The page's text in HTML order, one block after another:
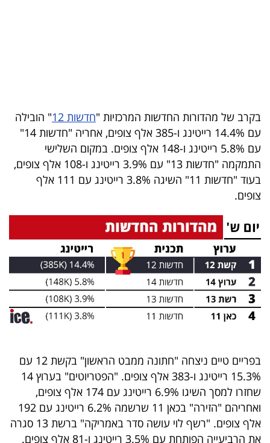
5
המילון
הכלכלי
פודקאסט
UNDER
40
שיתופי
פעולה
דרושים
ניוזלטרים
בקרב של מהדורות החדשות המרכזיות "חדשות 12
" הובילה
עם 14.4% רייטינג ו-385 אלף צופים, אחריה "חדשות 14"
עם 5.8% רייטינג ו-148 אלף צופים. במקום השלישי
התמקמה "חדשות 13" עם 3.9% רייטינג ו-108 אלף צופים,
בעוד "חדשות 11" השיגה 3.8% רייטינג עם 111 אלף
צופים.
בפריים טיים ניצחה "חתונה ממבט הראשון" בקשת 12 עם
15.3% רייטינג ו-383 אלף צופים. "הפטריוטים" בערוץ 14
שחזרו למסך השיגו 6.9% רייטינג עם 174 אלף צופים,
ואחריהם "הזירה" בכאן 11 שרשמה 6.2% רייטינג עם 192
אלף צופים. "רשף לוי עושה סדר באמריקה" ברשת 13 סגרה
את הרביעייה הפותחת עם 3.5% רייטינג ו-81 אלף צופים.